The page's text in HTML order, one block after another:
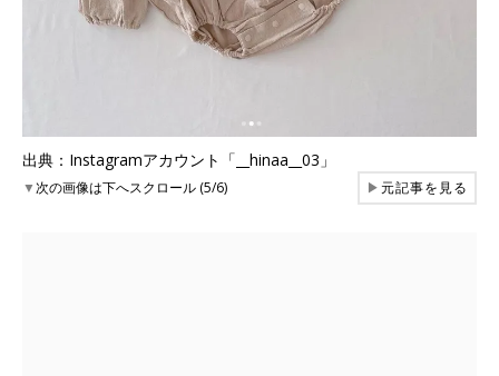
出典：Instagramアカウント「__hinaa__03」
▼次の画像は下へスクロール (5/6) ▶元記事を見る